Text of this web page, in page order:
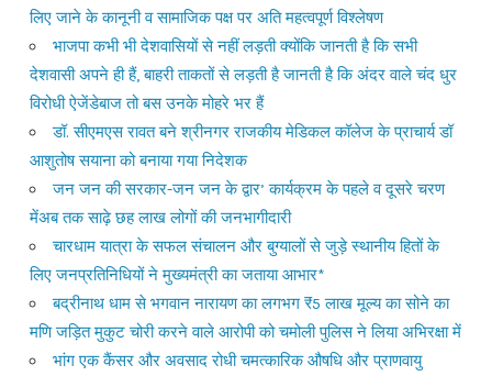
लिए जाने के कानूनी व सामाजिक पक्ष पर अति महत्वपूर्ण विश्लेषण
भाजपा कभी भी देशवासियों से नहीं लड़ती क्योंकि जानती है कि सभी
देशवासी अपने ही हैं, बाहरी ताकतों से लड़ती है जानती है कि अंदर वाले चंद धुर
विरोधी ऐजेंडेबाज तो बस उनके मोहरे भर हैं
डॉ. सीएमएस रावत बने श्रीनगर राजकीय मेडिकल कॉलेज के प्राचार्य डॉ
आशुतोष सयाना को बनाया गया निदेशक
जन जन की सरकार-जन जन के द्वार’ कार्यक्रम के पहले व दूसरे चरण
मेंअब तक साढ़े छह लाख लोगों की जनभागीदारी
चारधाम यात्रा के सफल संचालन और बुग्यालों से जुड़े स्थानीय हितों के
लिए जनप्रतिनिधियों ने मुख्यमंत्री का जताया आभार*
बद्रीनाथ धाम से भगवान नारायण का लगभग ₹5 लाख मूल्य का सोने का
मणि जड़ित मुकुट चोरी करने वाले आरोपी को चमोली पुलिस ने लिया अभिरक्षा में
भांग एक कैंसर और अवसाद रोधी चमत्कारिक औषधि और प्राणवायु